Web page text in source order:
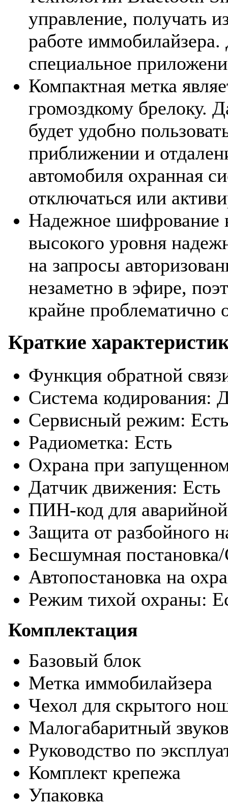
управление, получать
работе иммобилайзера.
специальное
Компактная метка
громоздкому брелоку.
будет удобно
приближении и
автомобиля охранная
отключаться или
Надежное шифрование
высокого уровня
на запросы
незаметно в эфире,
крайне проблематично
Краткие
Функция обратной
Система кодирования:
Сервисный режим: Есть
Радиометка: Есть
Охрана при
Датчик движения: Есть
ПИН-код для
Защита от разбойного
Бесшумная
Автопостановка на
Режим тихой охраны:
Комплектация
Базовый блок
Метка иммобилайзера
Чехол для скрытого
Малогабаритный
Руководство по
Комплект крепежа
Упаковка